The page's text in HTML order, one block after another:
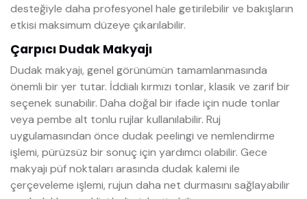
desteğiyle daha profesyonel hale getirilebilir ve bakışların
etkisi maksimum düzeye çıkarılabilir.
Çarpıcı Dudak Makyajı
Dudak makyajı, genel görünümün tamamlanmasında
önemli bir yer tutar. İddialı kırmızı tonlar, klasik ve zarif bir
seçenek sunabilir. Daha doğal bir ifade için nude tonlar
veya pembe alt tonlu rujlar kullanılabilir. Ruj
uygulamasından önce dudak peelingi ve nemlendirme
işlemi, pürüzsüz bir sonuç için yardımcı olabilir. Gece
makyajı püf noktaları arasında dudak kalemi ile
çerçeveleme işlemi, rujun daha net durmasını sağlayabilir